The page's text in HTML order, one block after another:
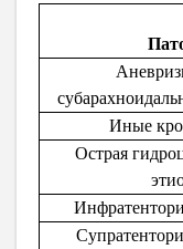
Иные
Острая